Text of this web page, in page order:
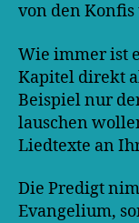
von den Konfis
Wie immer ist
Kapitel direkt
Beispiel nur
lauschen
Liedtexte an
Die Predigt
Evangelium,